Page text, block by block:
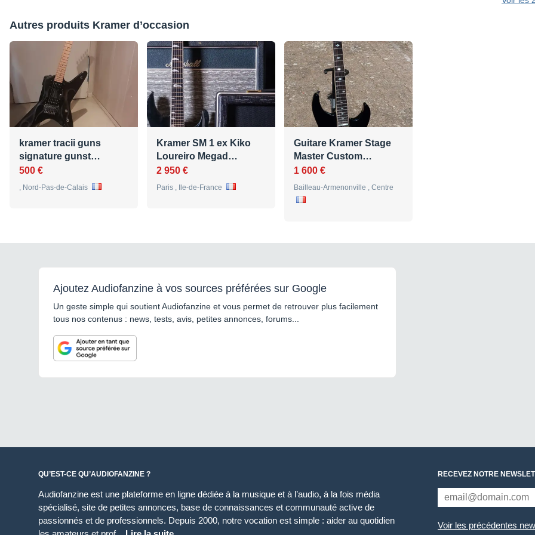
Autres produits Kramer d’occasion
kramer tracii guns
signature gunst…
500 €
, Nord-Pas-de-Calais
Kramer SM 1 ex Kiko
Loureiro Megad…
2 950 €
Paris , Ile-de-France
Guitare Kramer Stage
Master Custom…
1 600 €
Bailleau-Armenonville , Centre
Ajoutez Audiofanzine à vos sources préférées sur Google
Un geste simple qui soutient Audiofanzine et vous permet de retrouver plus facilement
tous nos contenus : news, tests, avis, petites annonces, forums...
QU’EST-CE QU’AUDIOFANZINE ?
Audiofanzine est une plateforme en ligne dédiée à la musique et à l’audio, à la fois média
spécialisé, site de petites annonces, base de connaissances et communauté active de
passionnés et de professionnels. Depuis 2000, notre vocation est simple : aider au quotidien
RECEVEZ NOTRE
Voir les précédentes